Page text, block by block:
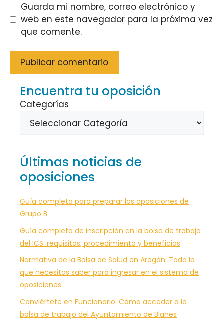
Guarda mi nombre, correo electrónico y
web en este navegador para la próxima vez
que comente.
Encuentra tu oposición
Categorías
Últimas noticias de
oposiciones
Guía completa para preparar las oposiciones de
Grupo B
Guía completa de inscripción en la bolsa de trabajo
del ICS: requisitos, procedimiento y beneficios
Normativa de la Bolsa de Salud en Aragón: Todo lo
que necesitas saber para ingresar en el sistema de
oposiciones
Conviértete en Funcionario: Cómo acceder a la
bolsa de trabajo del Ayuntamiento de Blanes